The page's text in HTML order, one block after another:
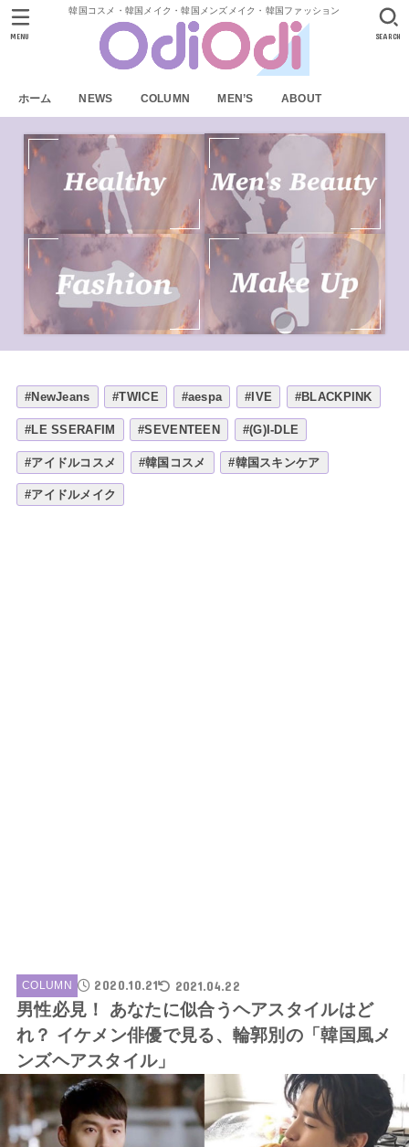
韓国コスメ・韓国メイク・韓国メンズメイク・韓国ファッション
ホーム NEWS COLUMN MEN’S ABOUT
SEARCH
MENU
#NewJeans #TWICE #aespa #IVE #BLACKPINK
#LE SSERAFIM #SEVENTEEN #(G)I-DLE
#アイドルコスメ #韓国コスメ #韓国スキンケア
#アイドルメイク
COLUMN 2020.10.21 2021.04.22
男性必見！ あなたに似合うヘアスタイルはど
れ？ イケメン俳優で見る、輪郭別の「韓国風メ
ンズヘアスタイル」